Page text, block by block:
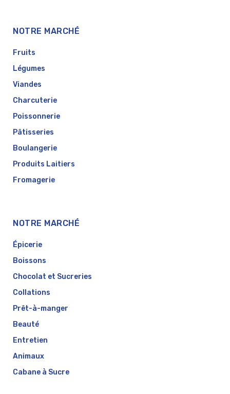
NOTRE MARCHÉ
Fruits
Légumes
Viandes
Charcuterie
Poissonnerie
Pâtisseries
Boulangerie
Produits Laitiers
Fromagerie
NOTRE MARCHÉ
Épicerie
Boissons
Chocolat et Sucreries
Collations
Prêt-à-manger
Beauté
Entretien
Animaux
Cabane à Sucre